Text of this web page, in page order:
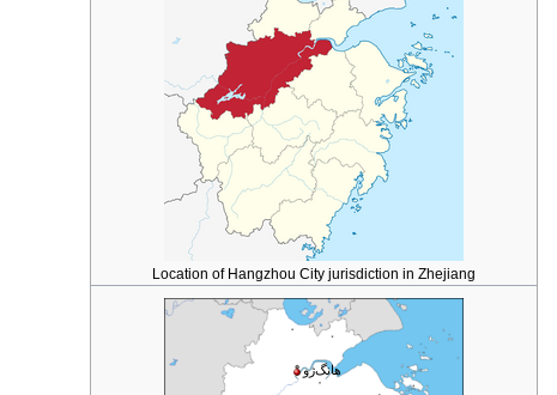
Location of Hangzhou City jurisdiction in Zhejiang
هانگ‌ژو